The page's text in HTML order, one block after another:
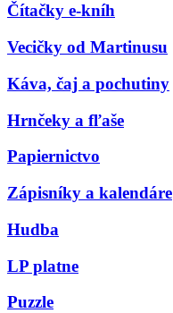
Čítačky e-kníh
Vecičky od Martinusu
Káva, čaj a pochutiny
Hrnčeky a fľaše
Papiernictvo
Zápisníky a kalendáre
Hudba
LP platne
Puzzle